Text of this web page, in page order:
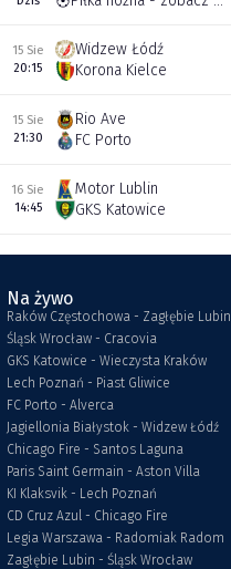
15 Sie
20:15
Widzew Łódź
Korona Kielce
15 Sie
21:30
Rio Ave
FC Porto
16 Sie
14:45
Motor Lublin
GKS Katowice
Na żywo
Raków Częstochowa - Zagłębie Lubin
Śląsk Wrocław - Cracovia
GKS Katowice - Wieczysta Kraków
Lech Poznań - Piast Gliwice
FC Porto - Alverca
Jagiellonia Białystok - Widzew Łódź
Chicago Fire - Santos Laguna
Paris Saint Germain - Aston Villa
KI Klaksvik - Lech Poznań
CD Cruz Azul - Chicago Fire
Legia Warszawa - Radomiak Radom
Zagłębie Lubin - Śląsk Wrocław